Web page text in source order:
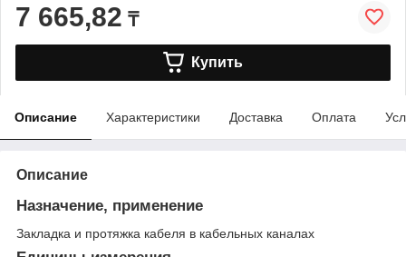
7 665,82 ₸
Купить
Описание Характеристики Доставка Оплата
Описание
Назначение, применение
Закладка и протяжка кабеля в кабельных каналах